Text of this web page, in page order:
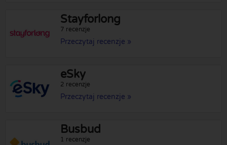
Stayforlong
7 recenzje
Przeczytaj recenzje »
eSky
2 recenzje
Przeczytaj recenzje »
Busbud
1 recenzje